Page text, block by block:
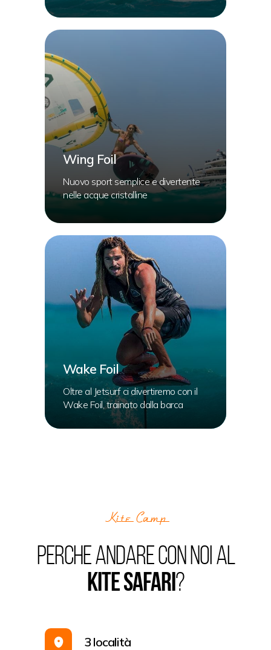
Wing Foil
Nuovo sport semplice e divertente
nelle acque cristalline
Wake Foil
Oltre al Jetsurf ci divertiremo con il
Wake Foil, trainato dalla barca
3 località
PERCHe andare con NOI al
KITE SAFARI?
Kite Camp